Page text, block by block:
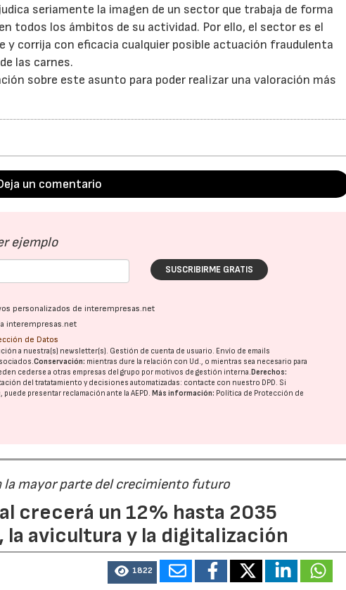
seriamente la imagen de un sector que trabaja de forma
todos los ámbitos de su actividad. Por ello, el sector es el
corrija con eficacia cualquier posible actuación fraudulenta
las carnes.
sobre este asunto para poder realizar una valoración más
un comentario
ejemplo
SUSCRIBIRME GRATIS
personalizados de interempresas.net
interempresas.net
de Datos
a nuestra(s) newsletter(s). Gestión de cuenta de usuario. Envío de emails
Conservación: mientras dure la relación con Ud., o mientras sea necesario para
cederse a otras empresas del grupo por motivos de gestión interna. Derechos:
del tratatamiento y decisiones automatizadas: contacte con nuestro DPD. Si
puede presentar reclamación ante laAEPD. Más información: Política de Protección de
la mayor parte del crecimiento futuro
crecerá un 12% hasta 2035
la avicultura y la digitalización
1822